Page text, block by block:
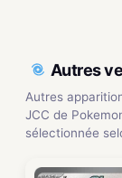
Autres
Autres
JCC de
sélectionnée